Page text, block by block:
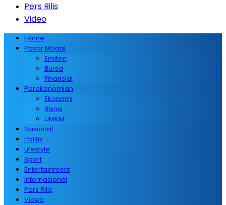
Pers Rilis
Video
Home
Pasar Modal
Emiten
Bursa
Finansial
Perekonomian
Ekonomi
Bisnis
UMKM
Nasional
Politik
Lifestyle
Sport
Entertainment
Internasional
Pers Rilis
Video